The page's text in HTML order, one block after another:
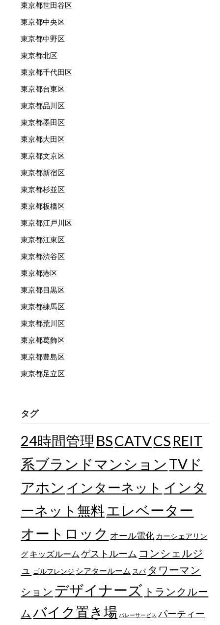
東京都世田谷区
東京都中央区
東京都中野区
東京都北区
東京都千代田区
東京都台東区
東京都品川区
東京都墨田区
東京都大田区
東京都文京区
東京都新宿区
東京都杉並区
東京都板橋区
東京都江戸川区
東京都江東区
東京都渋谷区
東京都港区
東京都目黒区
東京都練馬区
東京都荒川区
東京都葛飾区
東京都豊島区
東京都足立区
タグ
24時間管理 BSCATVCS REIT
系ブランドマンション TVド
アホン インターネット インタ
ーネット無料エレベーター
オートロック オール電化 カーシェアリン
グ キッズルーム ゲストルーム コンシェルジ
ュ
ゴルフレンジ シアタールーム スパ タワーマン
ション デザイナーズ トランクルー
ム バイク置き場 バレーサービス パーティー